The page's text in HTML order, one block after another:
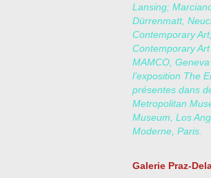
Lansing;
Dürrenmatt,
Contemporary
Contemporary
MAMCO,
l’exposition The
présentes dans
Metropolitan
Museum, Los
Moderne, Paris.
Galerie Praz-